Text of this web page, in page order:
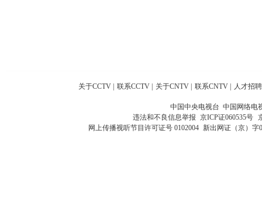
关于CCTV 联系CCTV 关于CNTV 联系CNTV 人才招聘
中国中央电视台 中国网络电
违法和不良信息举报 京ICP证060535号
网上传播视听节目许可证号 0102004 新出网证（京）